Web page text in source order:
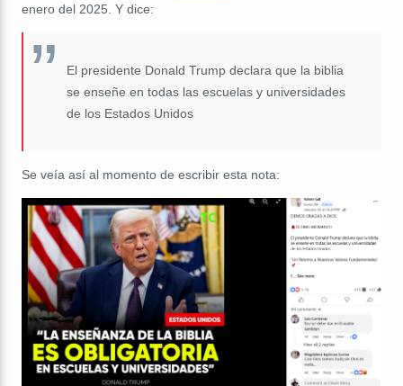
enero del 2025. Y dice:
El presidente Donald Trump declara que la biblia
se enseñe en todas las escuelas y universidades
de los Estados Unidos
Se veía así al momento de escribir esta nota: